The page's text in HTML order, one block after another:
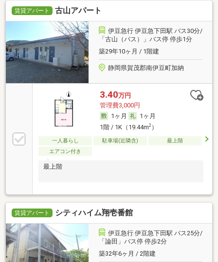
賃貸アパート 古山アパート
伊豆急行 伊豆急下田駅 バス30分/
「古山（バス）」バス停 停歩1分
築29年10ヶ月 / 1階建
静岡県賀茂郡南伊豆町加納
3.40万円
管理費3,000円
1ヶ月
1ヶ月
1階 / 1K（19.44m2）
一人暮らし 駐車場(近隣含)
最上階
エアコン付き
最上階
賃貸アパート シティハイム翔壱番館
伊豆急行 伊豆急下田駅 バス25分/
「論田」バス停 停歩2分
築32年6ヶ月 / 2階建